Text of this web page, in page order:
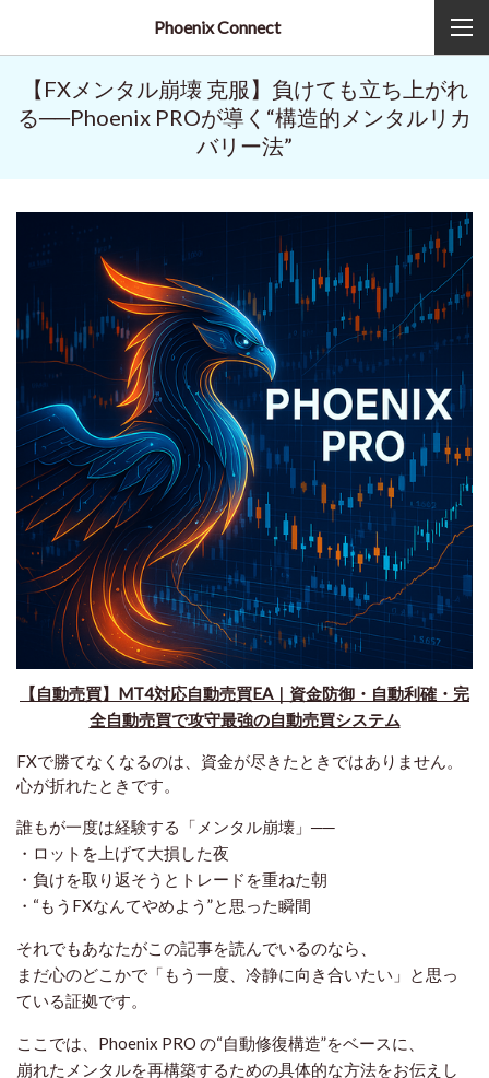
Phoenix Connect
【FXメンタル崩壊 克服】負けても立ち上がれ
る──Phoenix PROが導く“構造的メンタルリカ
バリー法”
【自動売買】MT4対応自動売買EA｜資金防御・自動利確・完
全自動売買で攻守最強の自動売買システム
FXで勝てなくなるのは、資金が尽きたときではありません。
心が折れたとき です。
誰もが一度は経験する「メンタル崩壊」──
・ロットを上げて大損した夜
・負けを取り返そうとトレードを重ねた朝
・“もうFXなんてやめよう”と思った瞬間
それでもあなたがこの記事を読んでいるのなら、
まだ心のどこかで「もう一度、冷静に向き合いたい」と思っ
ている証拠です。
ここでは、Phoenix PRO の“自動修復構造”をベースに、
崩れたメンタルを再構築するための具体的な方法をお伝えし